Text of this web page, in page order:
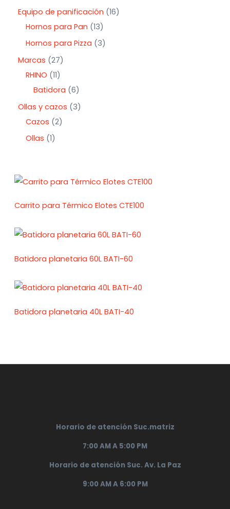
Equipo de panificación 16
Hornos para Pan 13
Hornos para Pizza
3
Marcas 27
RHINO 11
Batidora 6
Ollas y cazos
3
Cazos 2
Ollas 1
Carrito para Térmico Elotes CTE100
Batidora planetaria 60L BATI-60
Batidora planetaria 40L BATI-40
Horario de atención Suc.matriz
7:00 AM A 5:00 PM
Horario de atención Suc. Av. La Paz
9:00 AM A 6:00 PM